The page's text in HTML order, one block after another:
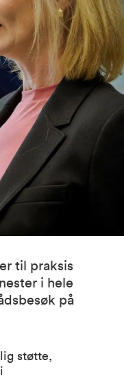
til praksis
i hele
på
støtte,